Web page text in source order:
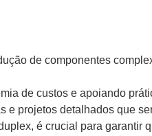
de componentes
de custos e apoiando
e projetos detalhados que
é crucial para garantir